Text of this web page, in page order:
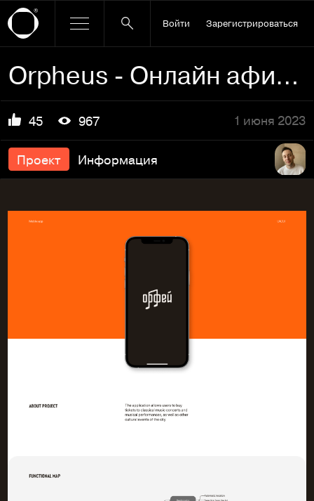
Войти Зарегистрироваться
Orpheus - Онлайн афиша
45 967 1 июня 2023
Проект Информация